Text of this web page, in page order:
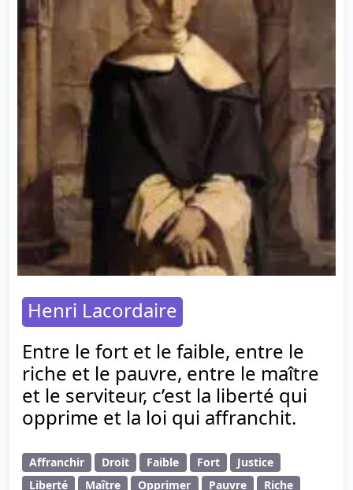
Henri Lacordaire
Entre le fort et le faible, entre le
riche et le pauvre, entre le maître
et le serviteur, c’est la liberté qui
opprime et la loi qui affranchit.
Affranchir Droit Faible Fort
Justice
Liberté
Maître Opprimer Pauvre Riche